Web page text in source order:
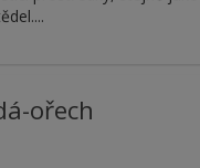
ořech